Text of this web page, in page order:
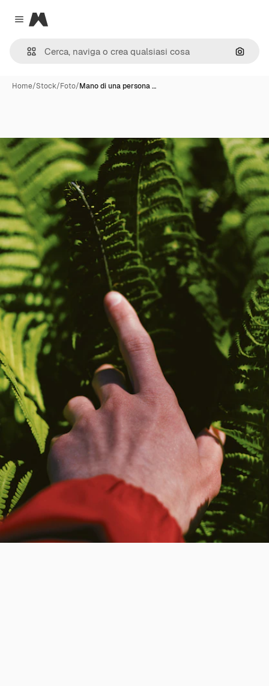
Close menu
Magnific
Cerca
Home/Stock/Foto/Mano di una persona …